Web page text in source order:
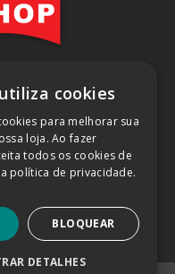
no CNPJ/MF sob o nº
sede na Rua Kanebo, nº 175,
CEP: 13213-090
(SAIBA MAIS)
cookies
para melhorar sua
loja. Ao fazer
todos os cookies de
política de privacidade.
BLOQUEAR
DETALHES